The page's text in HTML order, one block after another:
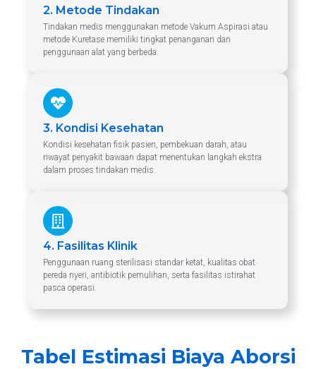
2. Metode Tindakan
Tindakan medis menggunakan metode Vakum Aspirasi atau
metode Kuretase memiliki tingkat penanganan dan
penggunaan alat yang berbeda.
3. Kondisi Kesehatan
Kondisi kesehatan fisik pasien, pembekuan darah, atau
riwayat penyakit bawaan dapat menentukan langkah ekstra
dalam proses tindakan medis.
4. Fasilitas Klinik
Penggunaan ruang sterilisasi standar ketat, kualitas obat
pereda nyeri, antibiotik pemulihan, serta fasilitas istirahat
pasca operasi.
Tabel Estimasi Biaya Aborsi